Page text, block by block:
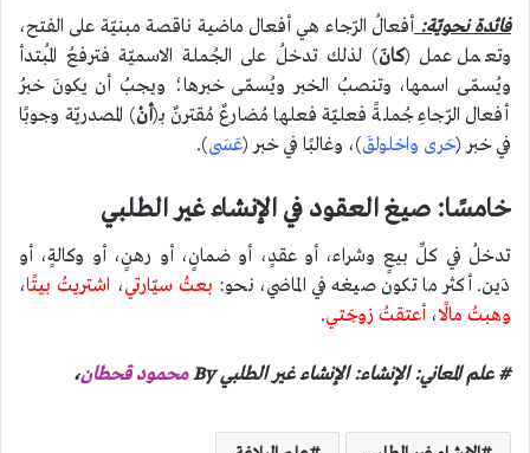
فائدة نحويّة:أفعالُ الرّجاء هي أفعال ماضية ناقصة مبنيّة على الفتح،
وتعمل عمل (كانَ) لذلك تدخلُ على الجُملة الاسميّة فترفعُ المُبتدأ
ويُسمّى اسمها، وتنصبُ الخبر ويُسمّى خبرها؛ ويجبُ أن يكونَ خبرُ
أفعال الرّجاءِ جُملةً فعليّة فعلها مُضارعٌ مُقترنٌ بـ(أنْ) المصدريّة وجوبًا
في خبر (حَرى واخلولقَ)، وغالبًا في خبر (عَسَى).
خامسًا: صيغ العقود في الإنشاء غير الطلبي
تدخلُ في كلِّ بيعٍ وشراء، أو عقدٍ، أو ضمانٍ، أو رهنٍ، أو وكالةٍ، أو
دَين. أكثر ما تكون صيغه في الماضي، نحو: بعتُ سيّارتي، اشتريتُ بيتًا،
وهبتُ مالًا، أعتقتُ زوجَتي.
# علم المعاني: الإنشاء: الإنشاء غير الطلبي By محمود قحطان،